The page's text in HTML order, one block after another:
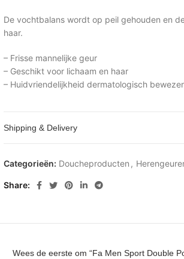
De vochtbalans wordt op peil gehouden en
haar.
– Frisse mannelijke geur
– Geschikt voor lichaam en haar
– Huidvriendelijkheid dermatologisch
Shipping & Delivery
Categorieën: Doucheproducten ,
Share
Wees de eerste om “Fa Men Sport Double